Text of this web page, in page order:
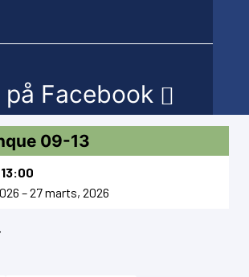
på Facebook
I dag Næste
09-13
13:00
–27 marts, 2026